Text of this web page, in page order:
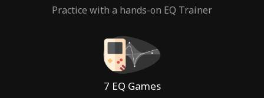
Practice with a hands-on EQ Trainer
7 EQ Games